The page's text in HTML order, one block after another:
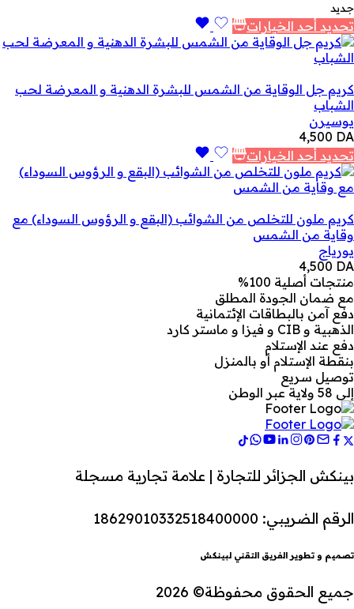
جديد
تحديد أحد الخيارات
كريم جل الوقاية من الشمس للبشرة الدهنية و المعرضة لحب
الشباب
يوسيرن
4,500 DA
تحديد أحد الخيارات
كريم ملون للتخلص من الشوائب (البقع و الرؤوس السوداء) مع
وقاية من الشمس
يورياج
4,500 DA
منتجات أصلية 100%
مع ضمان الجودة المطلق
دفع آمن بالبطاقات الإئتمانية
الذهبية و CIB و فيزا و ماستر كارد
دفع عند الإستلام
بنقطة الإستلام أو بالمنزل
توصيل سريع
إلى 58 ولاية عبر الوطن
بينكش الجزائر للتجارة | علامة تجارية مسجلة
الرقم الضريبي: 18629010332518400000
تصميم و تطوير الفريق التقني لبينكش
جميع الحقوق محفوظة© 2026